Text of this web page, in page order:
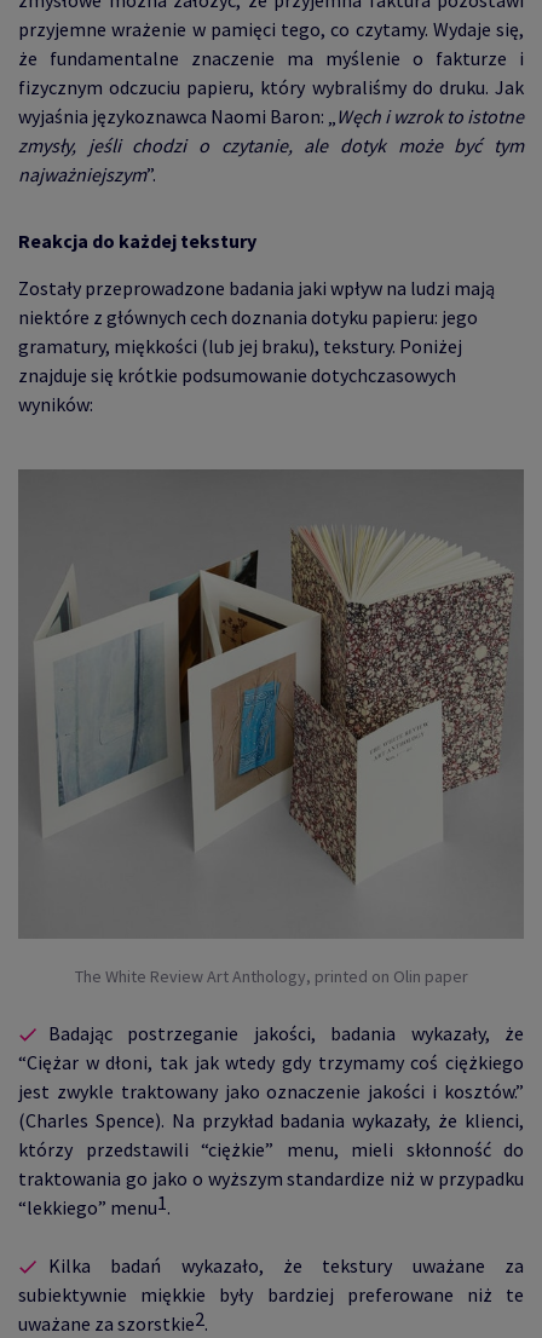
przyjemne wrażenie w pamięci tego, co czytamy. Wydaje się,
że fundamentalne znaczenie ma myślenie o fakturze i
fizycznym odczuciu papieru, który wybraliśmy do druku. Jak
wyjaśnia językoznawca Naomi Baron: „Węch i wzrok to istotne
zmysły, jeśli chodzi o czytanie, ale dotyk może być tym
najważniejszym”.
Reakcja do każdej tekstury
Zostały przeprowadzone badania jaki wpływ na ludzi mają
niektóre z głównych cech doznania dotyku papieru: jego
gramatury, miękkości (lub jej braku), tekstury. Poniżej
znajduje się krótkie podsumowanie dotychczasowych
wyników:
The White Review Art Anthology, printed on Olin paper
Badając postrzeganie jakości, badania wykazały, że
“Ciężar w dłoni, tak jak wtedy gdy trzymamy coś ciężkiego
jest zwykle traktowany jako oznaczenie jakości i kosztów.”
(Charles Spence). Na przykład badania wykazały, że klienci,
którzy przedstawili “ciężkie” menu, mieli skłonność do
traktowania go jako o wyższym standardize niż w przypadku
“lekkiego” menu1.
Kilka badań wykazało, że tekstury uważane za
subiektywnie miękkie były bardziej preferowane niż te
uważane za szorstkie2.